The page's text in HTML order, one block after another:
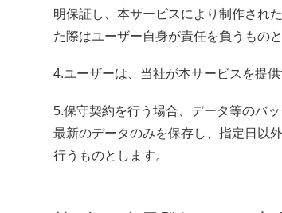
明保証し、本サービスにより制作され
た際はユーザー自身が責任を負うものと
4.ユーザーは、当社が本サービスを提
5.保守契約を行う場合、データ等のバ
最新のデータのみを保存し、指定日以
行うものとします。